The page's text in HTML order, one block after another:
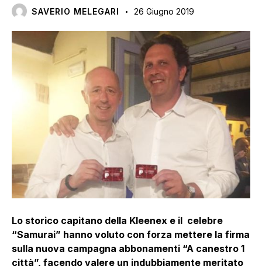
SAVERIO MELEGARI 26 Giugno 2019
Lo storico capitano della Kleenex e il celebre
“Samurai” hanno voluto con forza mettere la firma
sulla nuova campagna abbonamenti “A canestro 1
città”, facendo valere un indubbiamente meritato